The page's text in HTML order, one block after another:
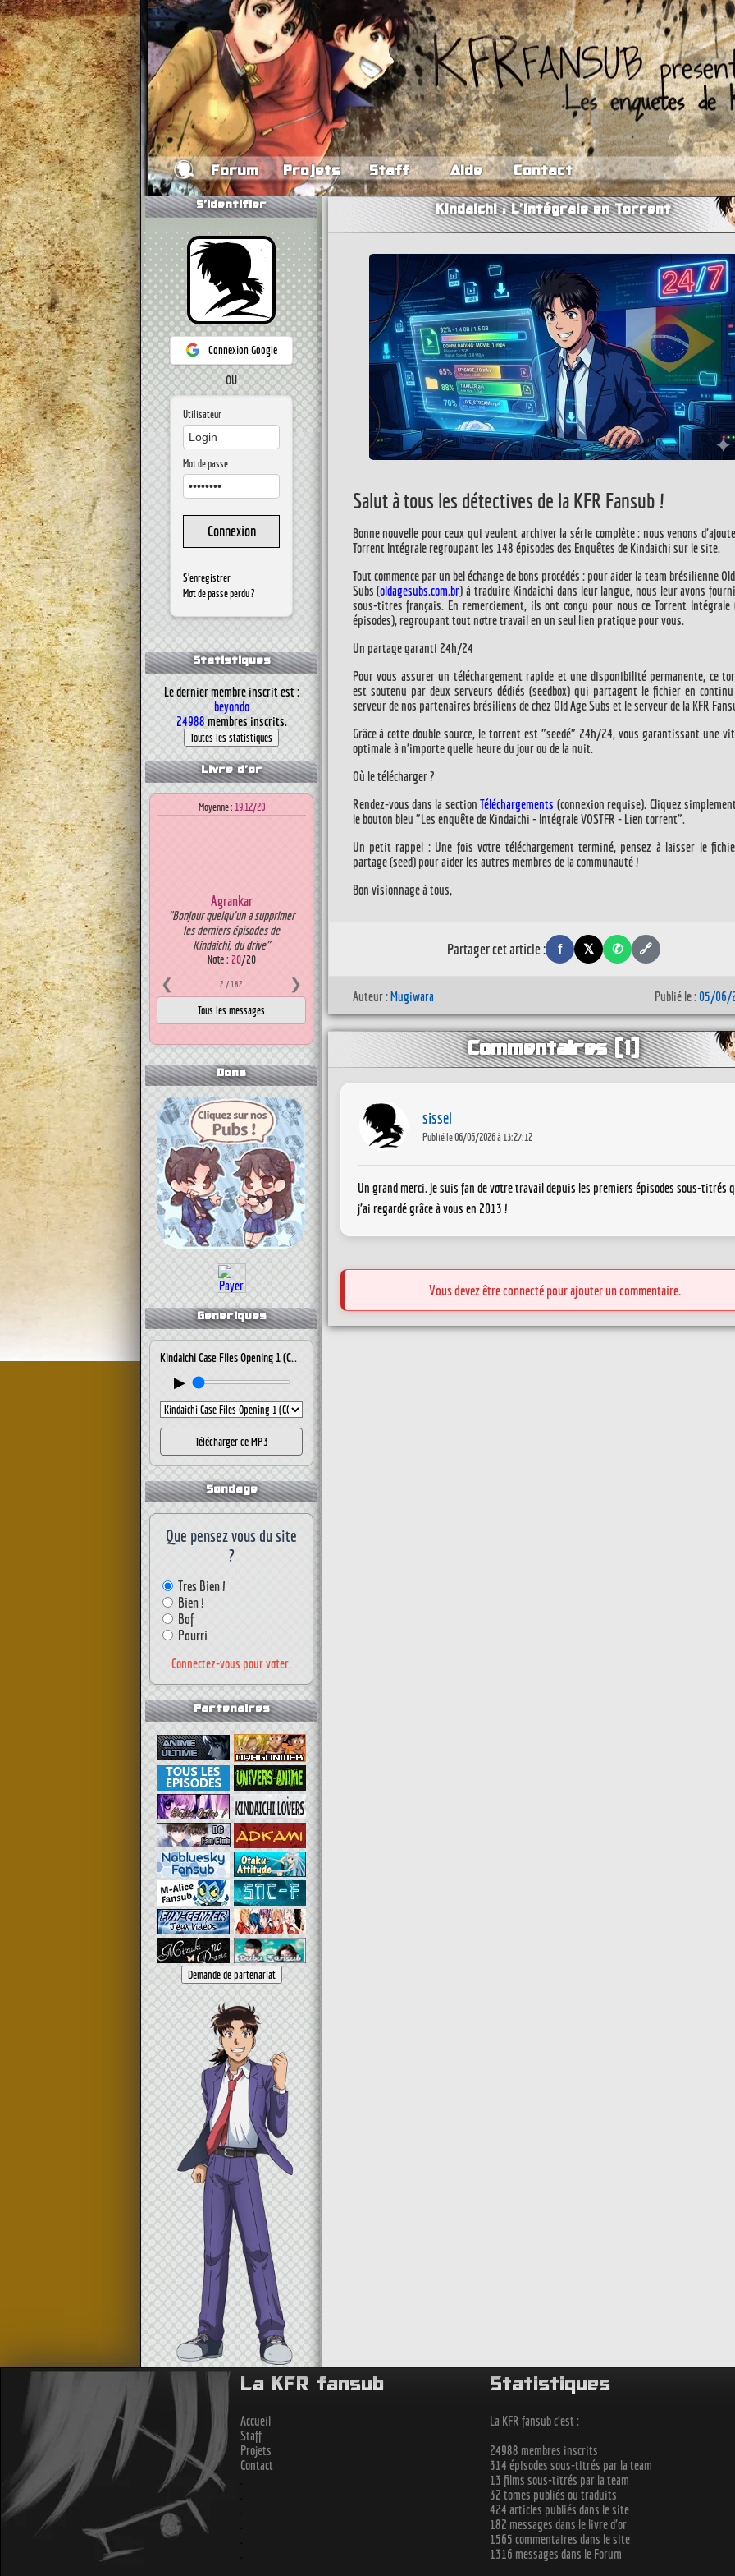
Forum Projets Staff Aide Contact
S'identifier
Connexion Google
OU
Utilisateur
Mot de passe
S'enregistrer
Mot de passe perdu ?
Statistiques
Le dernier membre inscrit est :
beyondo
24988 membres inscrits.
Livre d'or
Moyenne : 19.12/20
Agrankar
"Bonjour quelqu'un a supprimer
les derniers épisodes de
Kindaichi, du drive"
Note : 20/20
❮ 2 / 182 ❯
Dons
Generiques
Kindaichi Case Files Opening 1 (CONFUSED MEMORIES)
▶
Télécharger ce MP3
Sondage
Que pensez vous du site
?
Tres Bien !
Bien !
Bof
Pourri
Connectez-vous pour voter.
Partenaires
Kindaichi : L'intégrale en Torrent
Salut à tous les détectives de la KFR Fansub !
Bonne nouvelle pour ceux qui veulent archiver la série complète : nous venons
Torrent Intégrale regroupant les 148 épisodes des Enquêtes de Kindaichi sur le site.
Tout commence par un bel échange de bons procédés : pour aider la team brésilienne
Subs (oldagesubs.com.br) à traduire Kindaichi dans leur langue, nous leur avons
sous-titres français. En remerciement, ils ont conçu pour nous ce Torrent Intégrale
épisodes), regroupant tout notre travail en un seul lien pratique pour vous.
Un partage garanti 24h/24
Pour vous assurer un téléchargement rapide et une disponibilité permanente, ce
est soutenu par deux serveurs dédiés (seedbox) qui partagent le fichier en
serveur de nos partenaires brésiliens de chez Old Age Subs et le serveur de la KFR
Grâce à cette double source, le torrent est "seedé" 24h/24, vous garantissant une
optimale à n'importe quelle heure du jour ou de la nuit.
Où le télécharger ?
Rendez-vous dans la sectionTéléchargements (connexion requise). Cliquez
le bouton bleu "Les enquête de Kindaichi - Intégrale VOSTFR - Lien torrent".
Un petit rappel :Une fois votre téléchargement terminé, pensez à laisser le
partage (seed) pour aider les autres membres de la communauté !
Bon visionnage à tous,
Partager cet article : f 𝕏 ✆ 🔗
Auteur :Mugiwara Publié le : 05/06/
Commentaires (1)
sissel
Publié le 06/06/2026 à 13:27:12
Un grand merci. Je suis fan de votre travail depuis les premiers épisodes sous-titrés
j'ai regardé grâce à vous en 2013 !
Vous devez être connecté pour ajouter un commentaire.
La KFR fansub
Accueil
Staff
Projets
Contact
Statistiques
La KFR fansub c'est :
24988 membres inscrits
314 épisodes sous-titrés par la team
13 films sous-titrés par la team
32 tomes publiés ou traduits
424 articles publiés dans le site
182 messages dans le livre d'or
1565 commentaires dans le site
1316 messages dans le Forum